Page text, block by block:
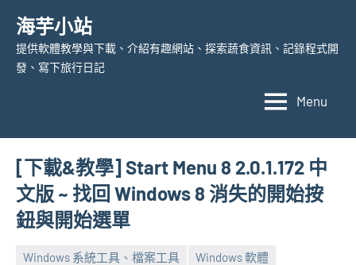
content
海芋小站
提供軟體教學與下載、介紹有趣網站、探索蔬食資訊、記錄程式開
發、寫下旅行日記
Menu
[下載&教學] Start Menu 8 2.0.1.172 中
文版 ~ 找回 Windows 8 消失的開始按
鈕與開始選單
Windows 系統工具、檔案工具
Windows 軟體